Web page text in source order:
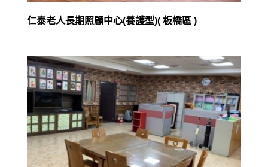
仁泰老人長期照顧中心(養護型)( 板橋區 )